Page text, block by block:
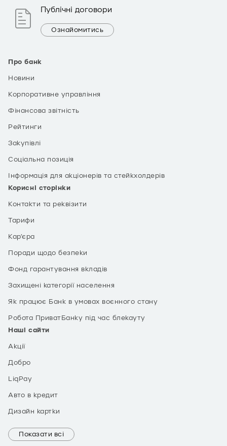
Про банк
Новини
Корпоративне управління
Фінансова звітність
Рейтинги
Закупівлі
Соціальна позиція
Інформація для акціонерів та стейкхолдерів
Корисні сторінки
Контакти та реквізити
Тарифи
Кар’єра
Поради щодо безпеки
Фонд гарантування вкладів
Захищені категорії населення
Як працює Банк в умовах воєнного стану
Робота ПриватБанку під час блекауту
Наші сайти
Акції
Добро
LiqPay
Авто в кредит
Дизайн картки
Показати всі
Публічні договори
Ознайомитись